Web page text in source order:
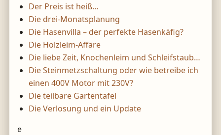
Der Preis ist heiß…
Die drei-Monatsplanung
Die Hasenvilla – der perfekte Hasenkäfig?
Die Holzleim-Affäre
Die liebe Zeit, Knochenleim und Schleifstaub…
Die Steinmetzschaltung oder wie betreibe ich
einen 400V Motor mit 230V?
Die teilbare Gartentafel
Die Verlosung und ein Update
e